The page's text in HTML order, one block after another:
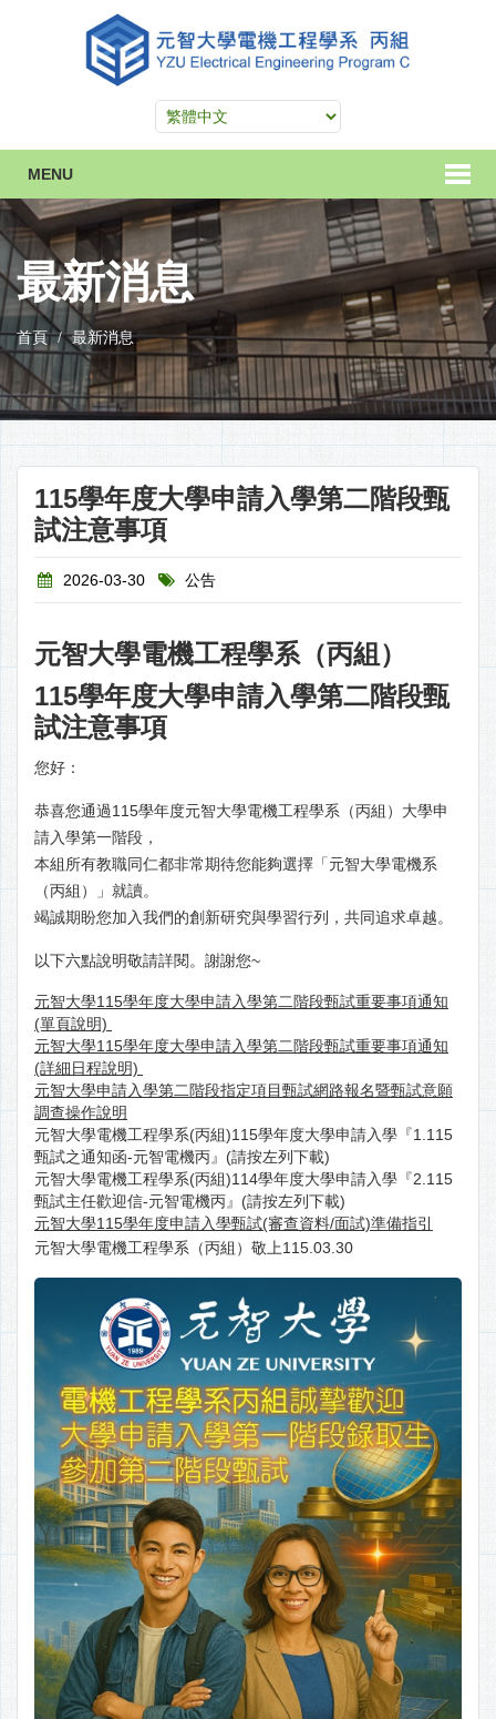
MENU
最新消息
首頁 最新消息
115學年度大學申請入學第二階段甄
試注意事項
2026-03-30 公告
元智大學電機工程學系（丙組）
115學年度大學申請入學第二階段甄
試注意事項
您好：
恭喜您通過115學年度元智大學電機工程學系（丙組）大學申
請入學第一階段，
本組所有教職同仁都非常期待您能夠選擇「元智大學電機系
（丙組）」就讀。
竭誠期盼您加入我們的創新研究與學習行列，共同追求卓越。
以下六點說明敬請詳閱。謝謝您~
元智大學115學年度大學申請入學第二階段甄試重要事項通知
(單頁說明)
元智大學115學年度大學申請入學第二階段甄試重要事項通知
(詳細日程說明)
元智大學申請入學第二階段指定項目甄試網路報名暨甄試意願
調查操作說明
元智大學電機工程學系(丙組)115學年度大學申請入學『1.115
甄試之通知函-元智電機丙』(請按左列下載)
元智大學電機工程學系(丙組)114學年度大學申請入學『2.115
甄試主任歡迎信-元智電機丙』(請按左列下載)
元智大學115學年度申請入學甄試(審查資料/面試)準備指引
元智大學電機工程學系（丙組）敬上115.03.30